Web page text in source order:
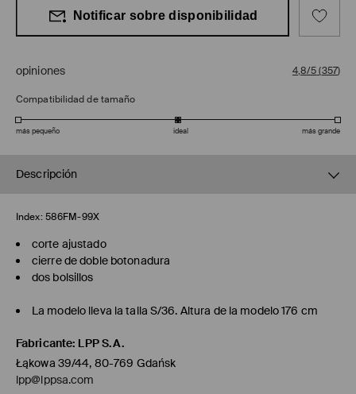
Notificar sobre disponibilidad
opiniones 4,8/5(357)
Compatibilidad de tamaño
más pequeño ideal más grande
Descripción
Index: 586FM-99X
corte ajustado
cierre de doble botonadura
dos bolsillos
La modelo lleva la talla S/36. Altura de la modelo 176 cm
Fabricante: LPP S.A.
Łąkowa 39/44, 80-769 Gdańsk
lpp@lppsa.com